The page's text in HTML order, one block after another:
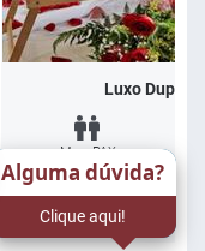
Luxo Duplo
Max. PAX
MOSTRAR
Alguma dúvida?
Clique aqui!